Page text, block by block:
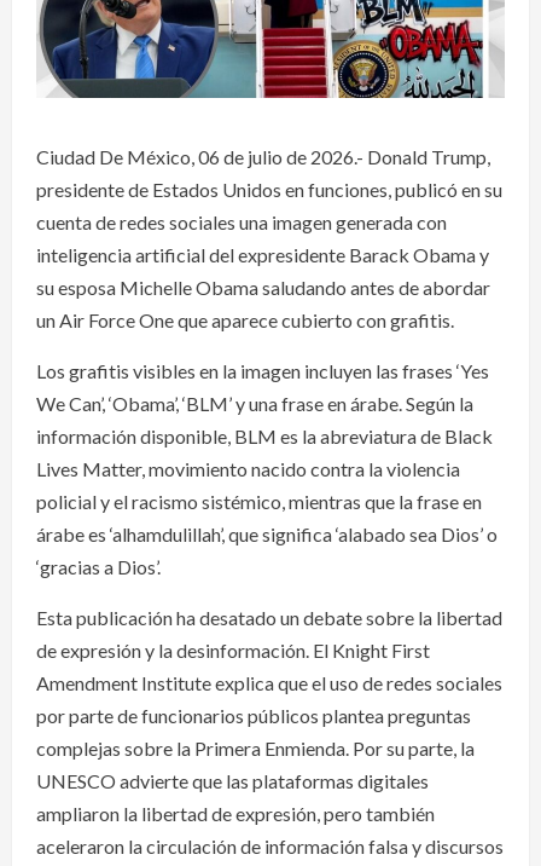
Ciudad De México, 06 de julio de 2026.- Donald Trump,
presidente de Estados Unidos en funciones, publicó en su
cuenta de redes sociales una imagen generada con
inteligencia artificial del expresidente Barack Obama y
su esposa Michelle Obama saludando antes de abordar
un Air Force One que aparece cubierto con grafitis.
Los grafitis visibles en la imagen incluyen las frases ‘Yes
We Can’, ‘Obama’, ‘BLM’ y una frase en árabe. Según la
información disponible, BLM es la abreviatura de Black
Lives Matter, movimiento nacido contra la violencia
policial y el racismo sistémico, mientras que la frase en
árabe es ‘alhamdulillah’, que significa ‘alabado sea Dios’ o
‘gracias a Dios’.
Esta publicación ha desatado un debate sobre la libertad
de expresión y la desinformación. El Knight First
Amendment Institute explica que el uso de redes sociales
por parte de funcionarios públicos plantea preguntas
complejas sobre la Primera Enmienda. Por su parte, la
UNESCO advierte que las plataformas digitales
ampliaron la libertad de expresión, pero también
aceleraron la circulación de información falsa y discursos